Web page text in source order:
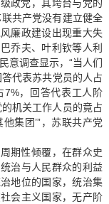
政党，其垮台与党的
共产党没有建立健全
廉政建设出现重大失
乔夫、叶利钦等人利
意调查显示，“当人们
代表苏共党员的人占
7%，回答代表工人阶
机关工作人员的竟占
集团’”，苏联共产党
期性倾覆，在群众史
治与人民群众的利益
地位的国家，统治集
会主义国家，无产阶